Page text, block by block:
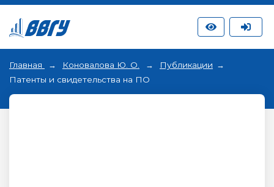
Главная Коновалова Ю. О.
Публикации
Патенты и свидетельства на ПО